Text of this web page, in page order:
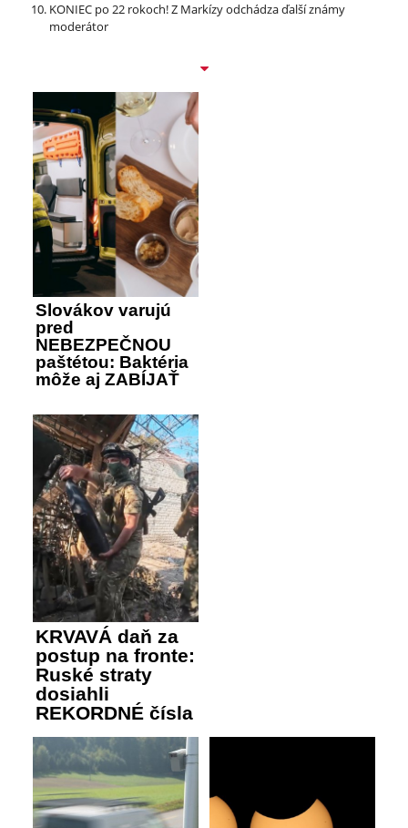
KONIEC po 22 rokoch! Z Markízy odchádza ďalší známy
moderátor
Slovákov varujú
pred
NEBEZPEČNOU
paštétou: Baktéria
môže aj ZABÍJAŤ
KRVAVÁ daň za
postup na fronte:
Ruské straty
dosiahli
REKORDNÉ čísla